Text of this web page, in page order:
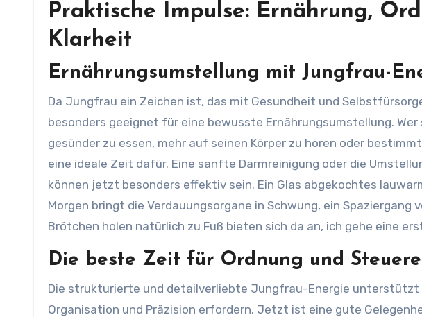
Praktische Impulse: Ernährung,
Klarheit
Ernährungsumstellung mit Jungfrau-
Da Jungfrau ein Zeichen ist, das mit Gesundheit und
besonders geeignet für eine bewusste Ernährungsumstellung.
gesünder zu essen, mehr auf seinen Körper zu hören oder
eine ideale Zeit dafür. Eine sanfte Darmreinigung oder die
können jetzt besonders effektiv sein. Ein Glas abgekochtes
Morgen bringt die Verdauungsorgane in Schwung, ein
Brötchen holen natürlich zu Fuß bieten sich da an, ich gehe eine
Die beste Zeit für Ordnung und
Die strukturierte und detailverliebte Jungfrau-Energie unterstützt
Organisation und Präzision erfordern. Jetzt ist eine gute